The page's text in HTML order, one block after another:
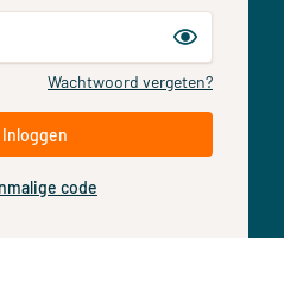
Wachtwoord vergeten?
Inloggen
code